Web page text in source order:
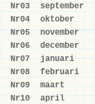
Nr03 september
Nr04 oktober
Nr05 november
Nr06 december
Nr07 januari
Nr08 februari
Nr09 maart
Nr10 april